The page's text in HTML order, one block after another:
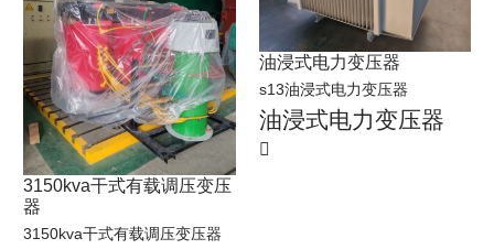
3150kva干式有载调压变压
器
3150kva干式有载调压变压器
油浸式电力变压器
s13油浸式电力变压器
油浸式电力变压器